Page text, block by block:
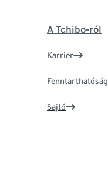
A Tchibo-ról
Karrier
Fenntarthatóság
Sajtó